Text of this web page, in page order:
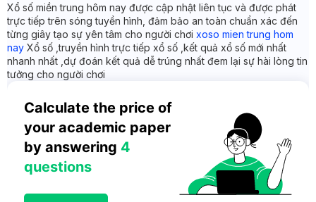
Xổ số miền trung hôm nay được cập nhật liên tục và được phát
trực tiếp trên sóng tuyền hình, đảm bảo an toàn chuẩn xác đến
từng giây tạo sự yên tâm cho người chơi xoso mien trung hom
nay Xổ số ,truyền hình trực tiếp xổ số ,kết quả xổ số mới nhất
nhanh nhất ,dự đoán kết quả dễ trúng nhất đem lại sự hài lòng tin
tưởng cho người chơi
Calculate the price of
your academic paper
by answering 4
questions